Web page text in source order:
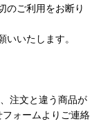
のご利用をお断り
いたします。
注文と違う商品が
ォームよりご連絡